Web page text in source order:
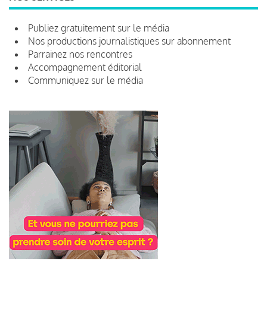
Publiez gratuitement sur le média
Nos productions journalistiques sur abonnement
Parrainez nos rencontres
Accompagnement éditorial
Communiquez sur le média